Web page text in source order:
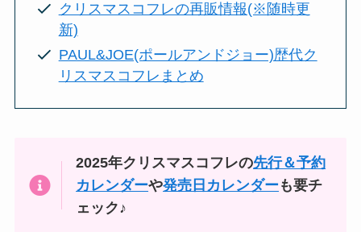
クリスマスコフレの再販情報(※随時更
新)
PAUL&JOE(ポールアンドジョー)歴代ク
リスマスコフレまとめ
2025年クリスマスコフレの先行＆予約
カレンダーや発売日カレンダーも要チ
ェック♪